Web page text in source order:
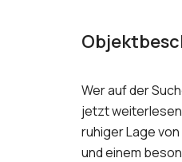
Wer auf der
jetzt
ruhiger Lage
und einem